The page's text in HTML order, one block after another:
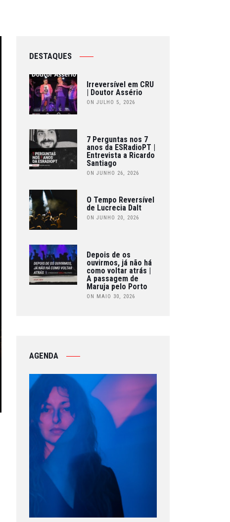
DESTAQUES
Irreversível em CRU
| Doutor Assério
ON JULHO 5, 2026
7 Perguntas nos 7
anos da ESRadioPT |
Entrevista a Ricardo
Santiago
ON JUNHO 26, 2026
O Tempo Reversível
de Lucrecia Dalt
ON JUNHO 20, 2026
Depois de os
ouvirmos, já não há
como voltar atrás |
A passagem de
Maruja pelo Porto
ON MAIO 30, 2026
AGENDA